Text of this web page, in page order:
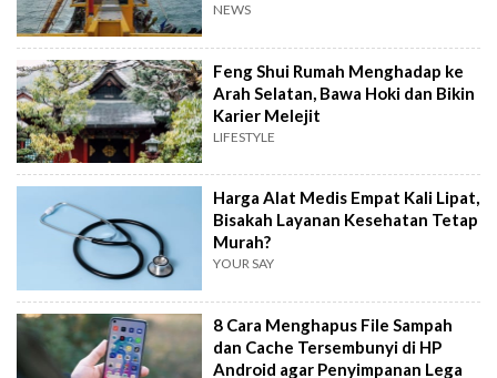
NEWS
Feng Shui Rumah Menghadap ke
Arah Selatan, Bawa Hoki dan Bikin
Karier Melejit
LIFESTYLE
Harga Alat Medis Empat Kali Lipat,
Bisakah Layanan Kesehatan Tetap
Murah?
YOUR SAY
8 Cara Menghapus File Sampah
dan Cache Tersembunyi di HP
Android agar Penyimpanan Lega